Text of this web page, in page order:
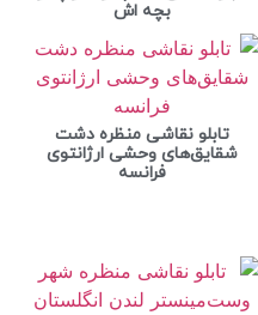
بچه اش
تابلو نقاشی منظره دشت
شقایق‌های وحشی ارژانتوی
فرانسه